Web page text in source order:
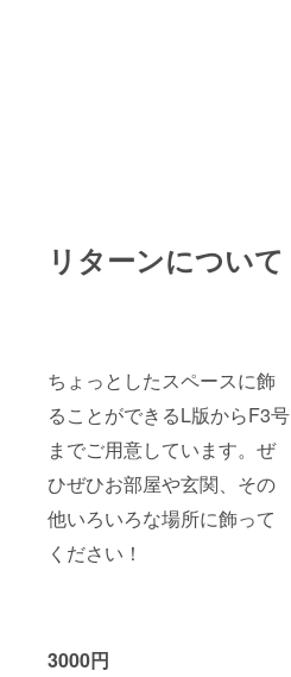
リターンについて
ちょっとしたスペースに飾
ることができるL版からF3号
までご用意しています。ぜ
ひぜひお部屋や玄関、その
他いろいろな場所に飾って
ください！
3000円